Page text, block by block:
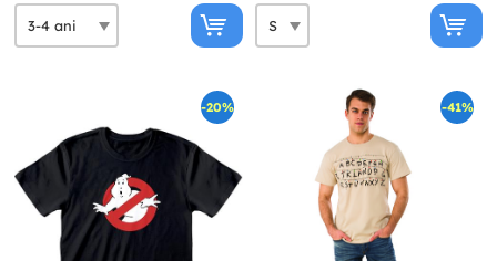
-20% -41%